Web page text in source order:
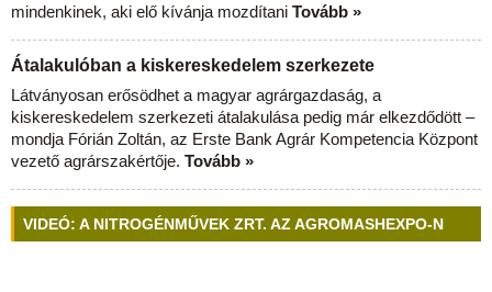
mindenkinek, aki elő kívánja mozdítani Tovább »
Átalakulóban a kiskereskedelem szerkezete
Látványosan erősödhet a magyar agrárgazdaság, a
kiskereskedelem szerkezeti átalakulása pedig már elkezdődött –
mondja Fórián Zoltán, az Erste Bank Agrár Kompetencia Központ
vezető agrárszakértője. Tovább »
VIDEÓ: A NITROGÉNMŰVEK ZRT. AZ AGROMASHEXPO-N